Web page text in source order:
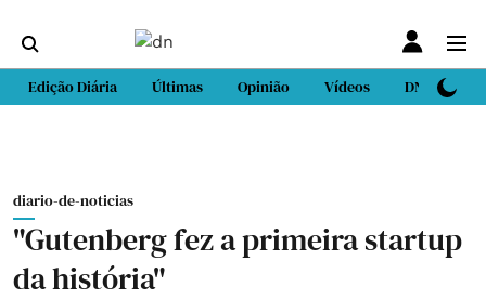
Edição Diária Últimas Opinião Vídeos DN Sport
diario-de-noticias
"Gutenberg fez a primeira startup
da história"